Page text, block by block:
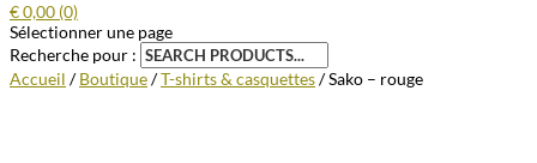
€0,00 (0)
Sélectionner une page
Recherche pour :
Accueil /Boutique/T-shirts & casquettes/ Sako – rouge